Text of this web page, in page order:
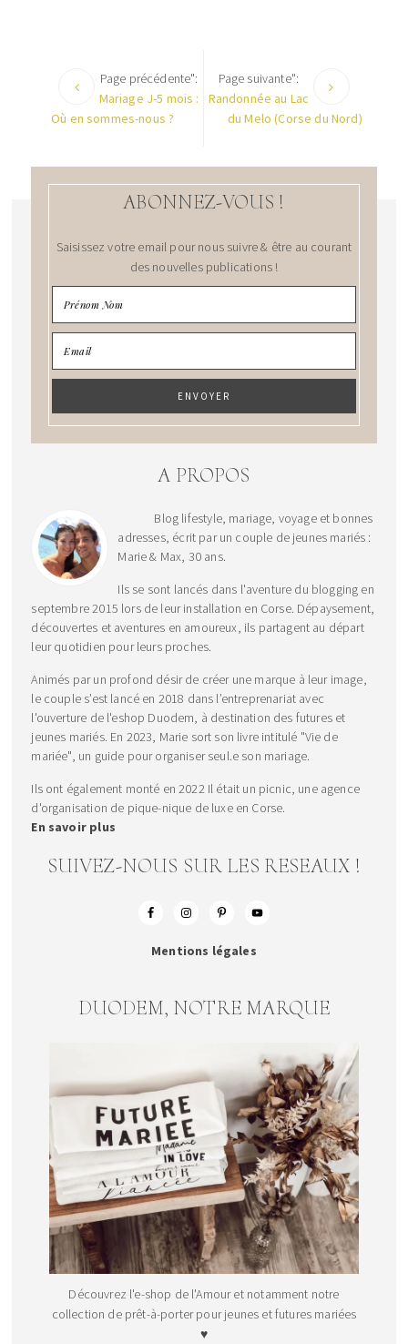
Page précédente":
Mariage J-5 mois :
Où en sommes-nous ?
Page suivante":
Randonnée au Lac
du Melo (Corse du Nord)
ABONNEZ-VOUS !
Saisissez votre email pour nous suivre & être au courant
des nouvelles publications !
A PROPOS
Blog lifestyle, mariage, voyage et bonnes
adresses, écrit par un couple de jeunes mariés :
Marie & Max, 30 ans.
Ils se sont lancés dans l'aventure du blogging en
septembre 2015 lors de leur installation en Corse. Dépaysement,
découvertes et aventures en amoureux, ils partagent au départ
leur quotidien pour leurs proches.
Animés par un profond désir de créer une marque à leur image,
le couple s’est lancé en 2018 dans l’entreprenariat avec
l'ouverture de l'eshop Duodem, à destination des futures et
jeunes mariés. En 2023, Marie sort son livre intitulé "Vie de
mariée", un guide pour organiser seul.e son mariage.
Ils ont également monté en 2022 Il était un picnic, une agence
d'organisation de pique-nique de luxe en Corse.
En savoir plus
SUIVEZ-NOUS SUR LES RESEAUX !
Mentions légales
DUODEM, NOTRE MARQUE
Découvrez l'e-shop de l'Amour et notamment notre
collection de prêt-à-porter pour jeunes et futures mariées
♥